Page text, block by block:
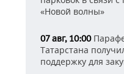
«Новой волны»
07 авг, 10:00
Татарстана
поддержку для